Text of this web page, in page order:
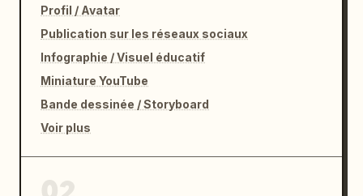
Profil / Avatar
Publication sur les réseaux sociaux
Infographie / Visuel éducatif
Miniature YouTube
Bande dessinée / Storyboard
Voir plus